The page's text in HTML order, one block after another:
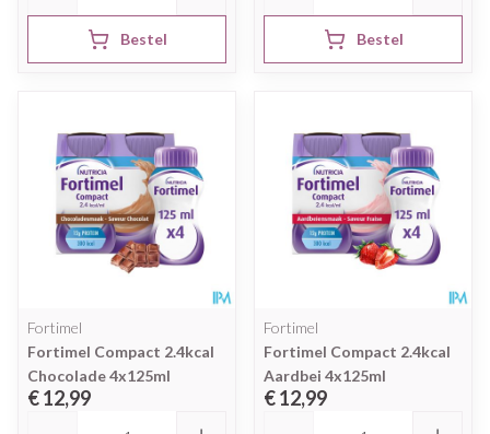
Bestel Bestel
Fortimel
Fortimel Compact 2.4kcal
Chocolade 4x125ml
€ 12,99
Fortimel
Fortimel Compact 2.4kcal
Aardbei 4x125ml
€ 12,99